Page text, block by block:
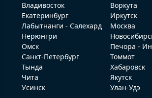
Владивосток
Воркута
Екатеринбург
Иркутск
Лабытнанги - Салехард
Москва
Нерюнгри
Омск
Печора -
Санкт-Петербург
Томмот
Тында
Хабаровск
Чита
Якутск
Усинск
Улан-Удэ